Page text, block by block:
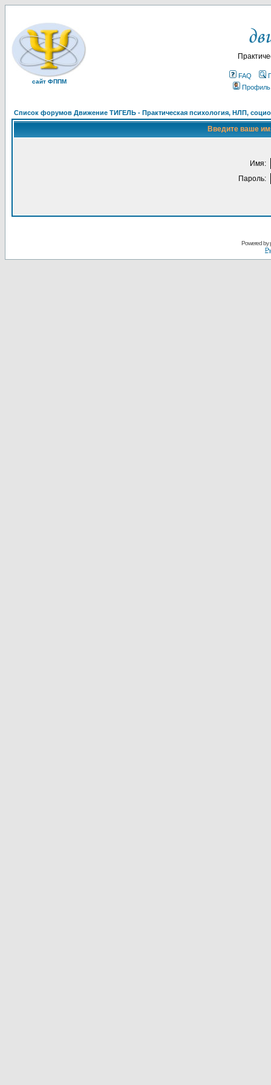
сайт ФППМ
FAQ
Профиль
Список форумов Движение ТИГЕЛЬ - Практическая психология, НЛП,
Введите ваше
Имя:
Пароль:
Powered by